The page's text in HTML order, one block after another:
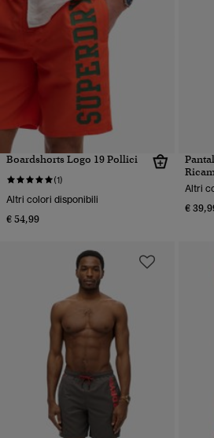
Boardshorts Logo 19 Pollici
(1)
Altri colori disponibili
€ 54,99
Altri
€